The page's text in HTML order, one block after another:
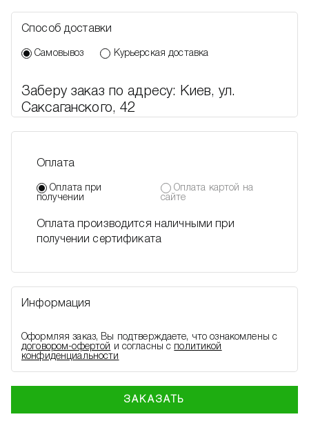
Способ доставки
Самовывоз Курьерская доставка
Заберу заказ по адресу: Киев, ул.
Саксаганского, 42
Оплата
Оплата при
получении
Оплата картой на
сайте
Оплата производится наличными при
получении сертификата
Информация
Оформляя заказ, Вы подтверждаете, что ознакомлены с
договором-офертой
и согласны с политикой
конфиденциальности
ЗАКАЗАТЬ